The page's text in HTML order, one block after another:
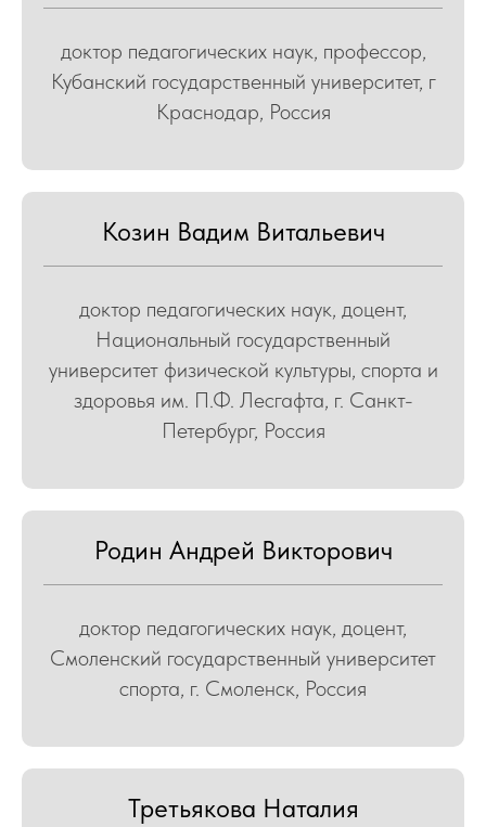
доктор педагогических наук, профессор,
Кубанский государственный университет, г
Краснодар, Россия
Козин Вадим Витальевич
доктор педагогических наук, доцент,
Национальный государственный
университет физической культуры, спорта и
здоровья им. П.Ф. Лесгафта, г. Санкт-
Петербург, Россия
Родин Андрей Викторович
доктор педагогических наук, доцент,
Смоленский государственный университет
спорта, г. Смоленск, Россия
Третьякова Наталия